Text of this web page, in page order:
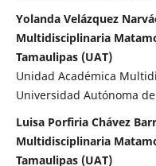
Yolanda Velázquez
Multidisciplinaria
Tamaulipas (UAT)
Unidad Académica
Universidad Autónoma
Luisa Porfiria Chávez
Multidisciplinaria
Tamaulipas (UAT)